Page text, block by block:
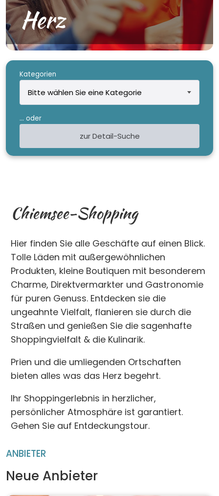
Herz
Kategorien
... oder
zur Detail-Suche
Chiemsee-Shopping
Hier finden Sie alle Geschäfte auf einen Blick.
Tolle Läden mit außergewöhnlichen
Produkten, kleine Boutiquen mit besonderem
Charme, Direktvermarkter und Gastronomie
für puren Genuss. Entdecken sie die
ungeahnte Vielfalt, flanieren sie durch die
Straßen und genießen Sie die sagenhafte
Shoppingvielfalt & die Kulinarik.
Prien und die umliegenden Ortschaften
bieten alles was das Herz begehrt.
Ihr Shoppingerlebnis in herzlicher,
persönlicher Atmosphäre ist garantiert.
Gehen Sie auf Entdeckungstour.
ANBIETER
Neue Anbieter